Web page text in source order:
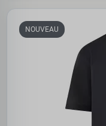
NOUVEAU